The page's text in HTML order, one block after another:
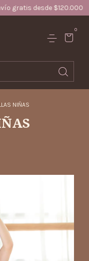
3 cuotas sin
0
NIÑAS